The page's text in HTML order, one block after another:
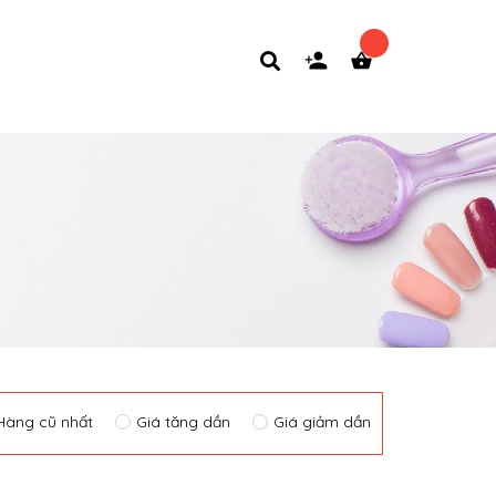
cũ nhất Giá tăng dần Giá giảm dần